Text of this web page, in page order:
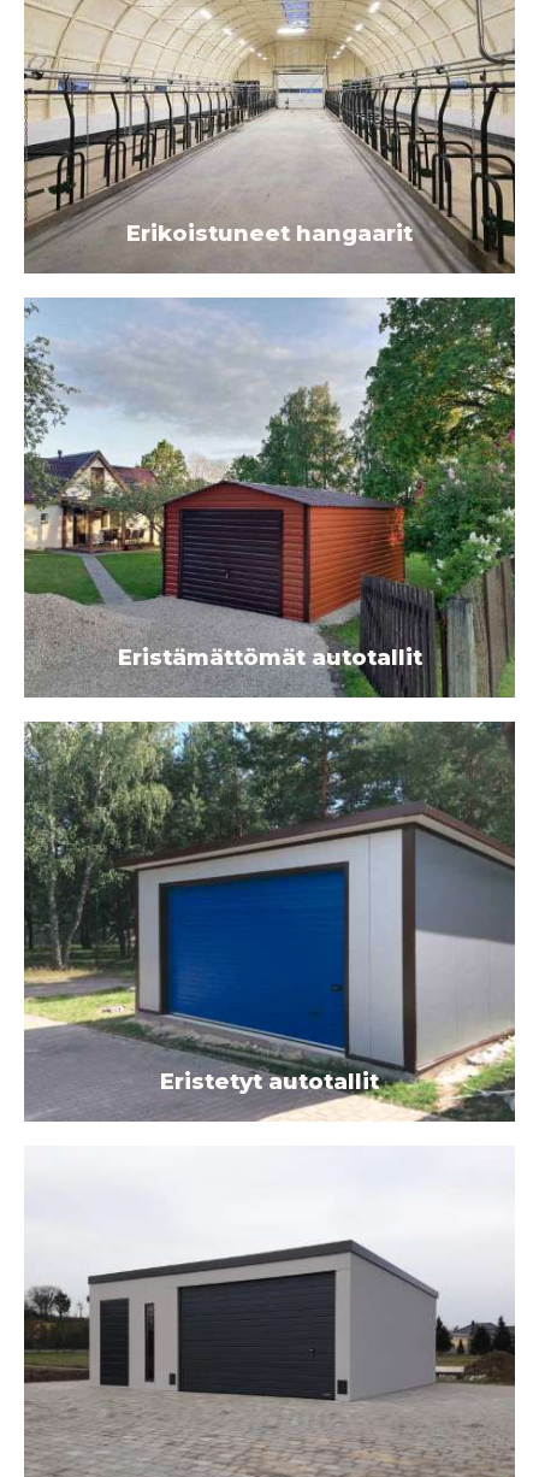
Erikoistuneet hangaarit
Eristämättömät autotallit
Eristetyt autotallit